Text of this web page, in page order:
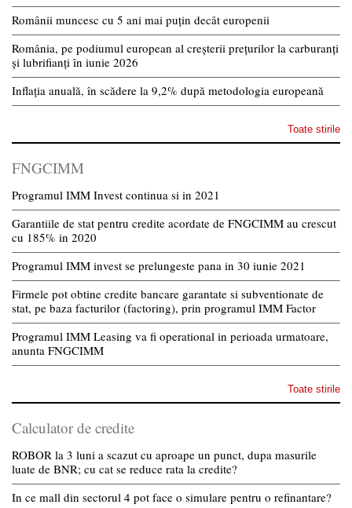
Românii muncesc cu 5 ani mai puțin decât europenii
România, pe podiumul european al creșterii prețurilor la carburanți
și lubrifianți în iunie 2026
Inflația anuală, în scădere la 9,2% după metodologia europeană
Toate stirile
FNGCIMM
Programul IMM Invest continua si in 2021
Garantiile de stat pentru credite acordate de FNGCIMM au crescut
cu 185% in 2020
Programul IMM invest se prelungeste pana in 30 iunie 2021
Firmele pot obtine credite bancare garantate si subventionate de
stat, pe baza facturilor (factoring), prin programul IMM Factor
Programul IMM Leasing va fi operational in perioada urmatoare,
anunta FNGCIMM
Toate stirile
Calculator de credite
ROBOR la 3 luni a scazut cu aproape un punct, dupa masurile
luate de BNR; cu cat se reduce rata la credite?
In ce mall din sectorul 4 pot face o simulare pentru o refinantare?